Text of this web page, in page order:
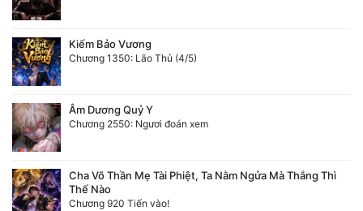
Kiếm Bảo Vương
Chương 1350: Lão Thủ (4/5)
Âm Dương Quỷ Y
Chương 2550: Ngươi đoán xem
Cha Võ Thần Mẹ Tài Phiệt, Ta Nằm Ngửa Mà Thắng Thì
Thế Nào
Chương 920 Tiến vào!